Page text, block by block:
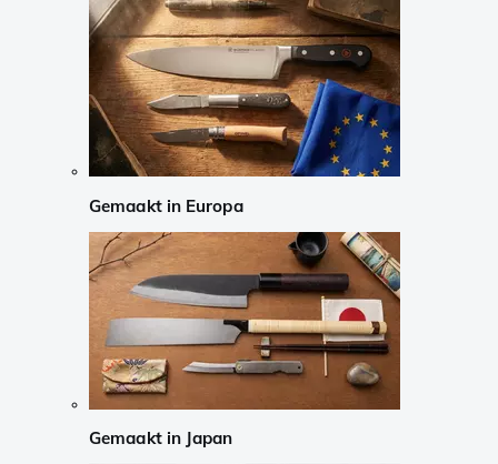
Gemaakt in Europa
Gemaakt in Japan